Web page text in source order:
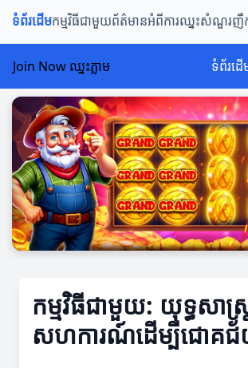
ទំព័រដើមកម្មវិធីជាមួយព័ត៌មានអំពីការឈ្នះសំណួរញឹ
Join Now ឈ្នះភ្លាម ទំព័រដើ
កម្មវិធីជាមួយ: យុទ្ធសាស្
សហការណ៍ដើម្បីជោគ